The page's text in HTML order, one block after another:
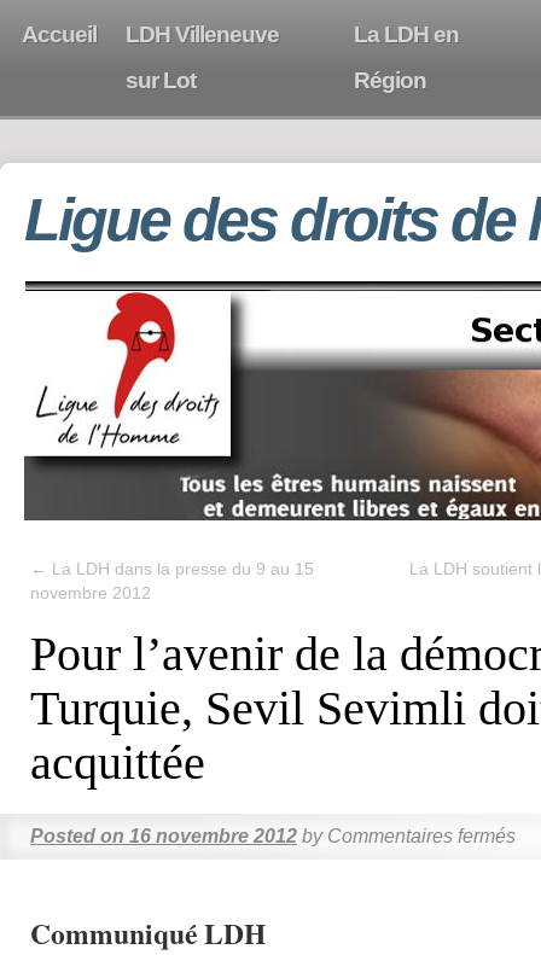
Accueil
LDH Villeneuve
sur Lot
La LDH en
Région
Ligue des droits de
← La LDH dans la presse du 9 au 15
novembre 2012
La LDH soutient
Pour l’avenir de la
Turquie, Sevil Sevimli
acquittée
Posted on 16 novembre 2012 by Commentaires fermés
Communiqué LDH